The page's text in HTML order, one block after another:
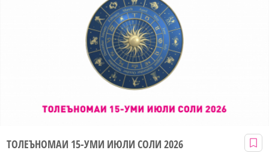
ТОЛЕЪНОМАИ 15-УМИ ИЮЛИ СОЛИ 2026